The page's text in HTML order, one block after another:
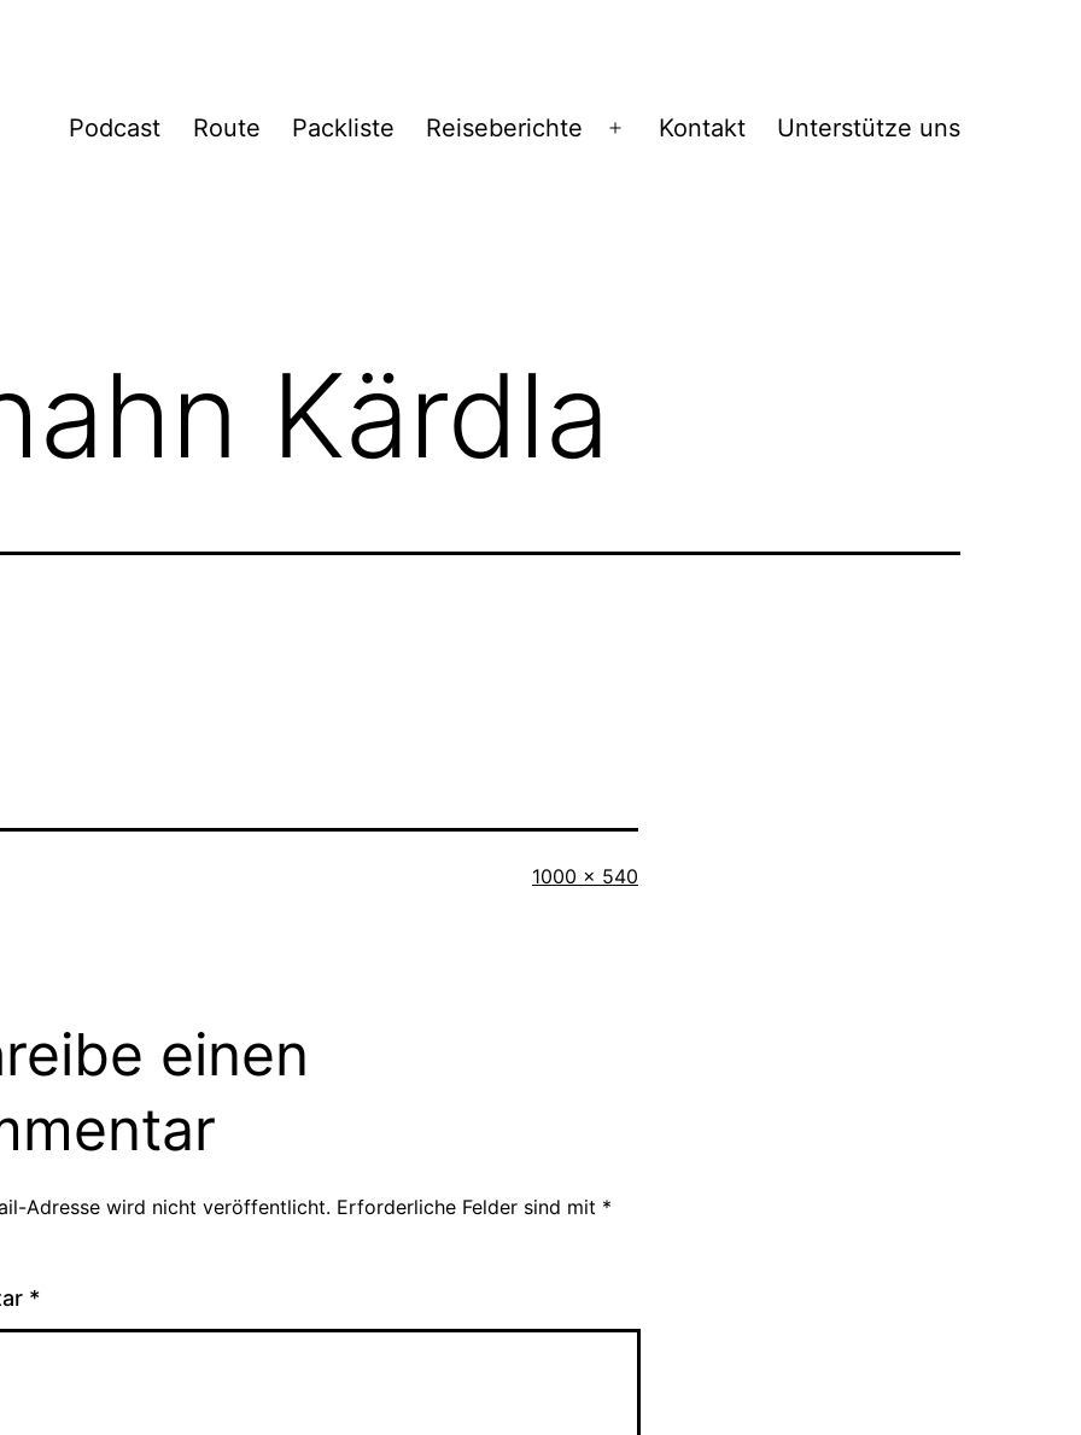
Podcast Route Packliste Reiseberichte
Menü
Kontakt Unterstütze uns
Kärdla
Originalgröße
1000 × 540
einen
Adresse wird nicht veröffentlicht. Erforderliche Felder sind mit *
*